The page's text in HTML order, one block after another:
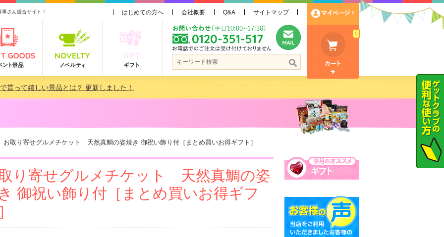
さん総合サイト！ はじめての方へ 会社概要 Q&A サイトマップ
0
貰って嬉しい景品とは？ 更新しました！
3000円未満［2000円～2999円編］もらってうれしい人気ラ…
り寄せグルメチケット 天然真鯛の姿焼き 御祝い飾り付［まとめ買いお得ギフト］
り寄せグルメチケット 天然真鯛の姿
御祝い飾り付［まとめ買いお得ギフ